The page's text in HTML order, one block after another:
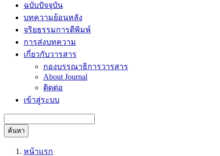
ฉบับปัจจุบัน
บทความย้อนหลัง
จริยธรรมการตีพิมพ์
การส่งบทความ
เกี่ยวกับวารสาร
กองบรรณาธิการวารสาร
About Journal
ติดต่อ
เข้าสู่ระบบ
ค้นหา
หน้าแรก